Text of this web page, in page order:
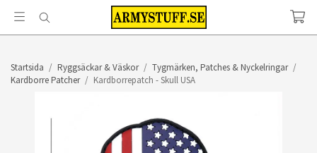
Startsida / Ryggsäckar & Väskor / Tygmärken, Patches & Nyckelringar /
Kardborre Patcher / Kardborrepatch - Skull USA